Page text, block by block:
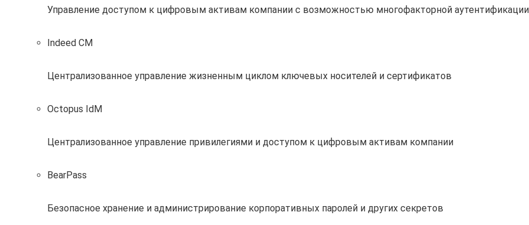
Управление доступом к цифровым активам компании с возможностью многофакторной аутентификации
Indeed CM
Централизованное управление жизненным циклом ключевых носителей и сертификатов
Octopus IdM
Централизованное управление привилегиями и доступом к цифровым активам компании
BearPass
Безопасное хранение и администрирование корпоративных паролей и других секретов